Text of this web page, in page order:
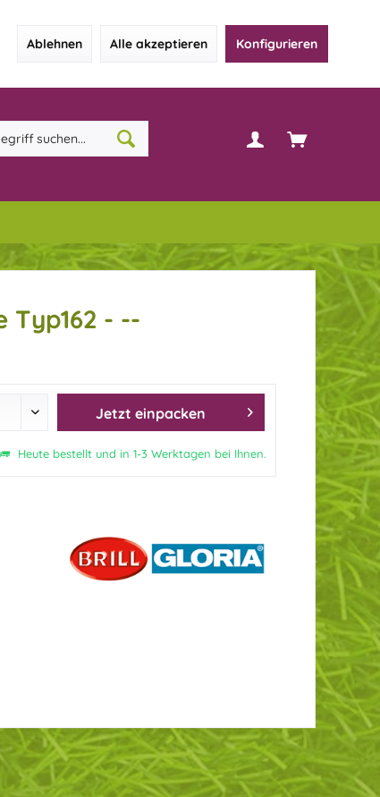
Ablehnen Alle akzeptieren Konfigurieren
Typ162 - --
Jetzt einpacken
Heute bestellt und in 1-3 Werktagen bei Ihnen.